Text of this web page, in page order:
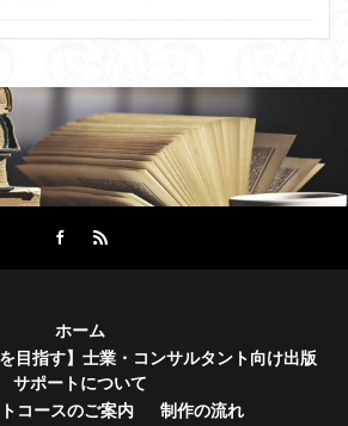
ホーム
目指す】士業・コンサルタント向け出版
サポートについて
コースのご案内
制作の流れ